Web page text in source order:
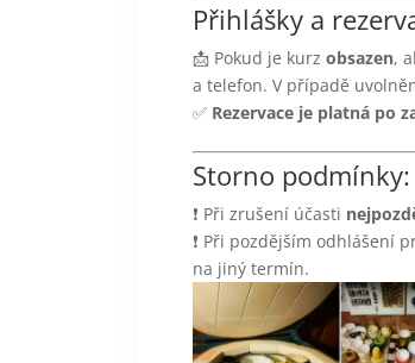
Přihlášky a
📩 Pokud je kurz obsazen,
a telefon. V případě
✅ Rezervace je platná po
Storno podmínky:
❗ Při zrušení účasti
❗ Při pozdějším odhlášení
na jiný termín.